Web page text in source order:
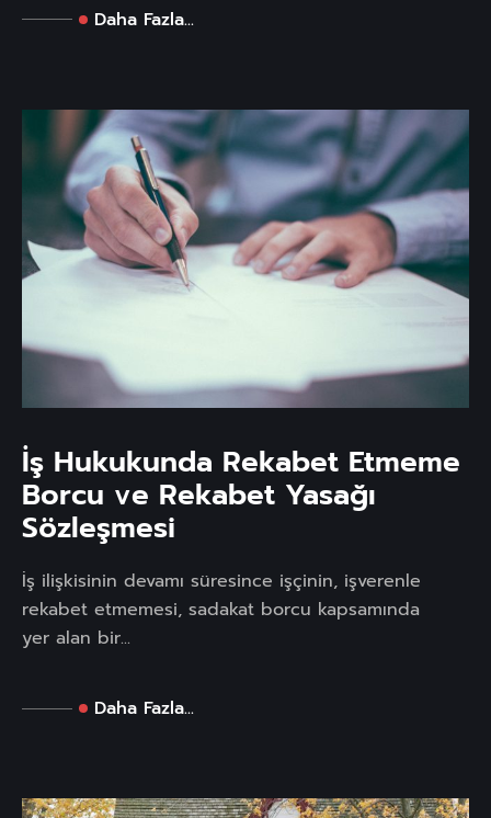
Daha Fazla...
İş Hukukunda Rekabet Etmeme
Borcu ve Rekabet Yasağı
Sözleşmesi
İş ilişkisinin devamı süresince işçinin, işverenle
rekabet etmemesi, sadakat borcu kapsamında
yer alan bir...
Daha Fazla...